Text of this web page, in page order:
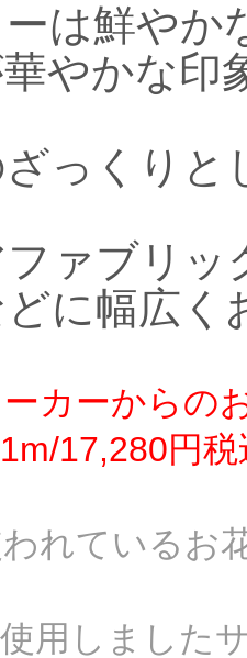
は鮮やか
やかな印
ざっくり
ァブリッ
に幅広く
カーからの
17,280円
れているお
用しました